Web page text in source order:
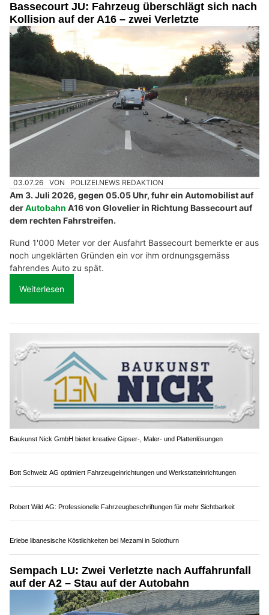
Bassecourt JU: Fahrzeug überschlägt sich nach
Kollision auf der A16 – zwei Verletzte
03.07.26 VON POLIZEI.NEWS REDAKTION
Am 3. Juli 2026, gegen 05.05 Uhr, fuhr ein Automobilist auf
derAutobahn A16 von Glovelier in Richtung Bassecourt auf
dem rechten Fahrstreifen.
Rund 1'000 Meter vor der Ausfahrt Bassecourt bemerkte er aus
noch ungeklärten Gründen ein vor ihm ordnungsgemäss
fahrendes Auto zu spät.
Weiterlesen
Baukunst Nick GmbH bietet kreative Gipser-, Maler- und Plattenlösungen
Erlebe libanesische Köstlichkeiten bei Mezami in Solothurn